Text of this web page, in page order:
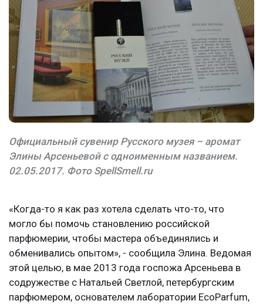
Официальный сувенир Русского музея – аромат
Элины Арсеньевой с одноименным названием.
02.05.2017. Фото SpellSmell.ru
«Когда-то я как раз хотела сделать что-то, что
могло бы помочь становлению российской
парфюмерии, чтобы мастера объединялись и
обменивались опытом», - сообщила Элина. Ведомая
этой целью, в мае 2013 года госпожа Арсеньева в
содружестве с Натальей Светлой, петербургским
парфюмером, основателем лаборатории EcoParfum,